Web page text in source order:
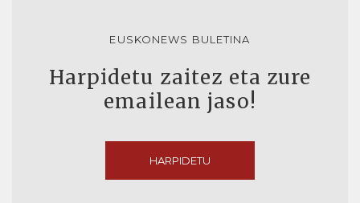
EUSKONEWS BULETINA
Harpidetu zaitez eta zure
emailean jaso!
HARPIDETU